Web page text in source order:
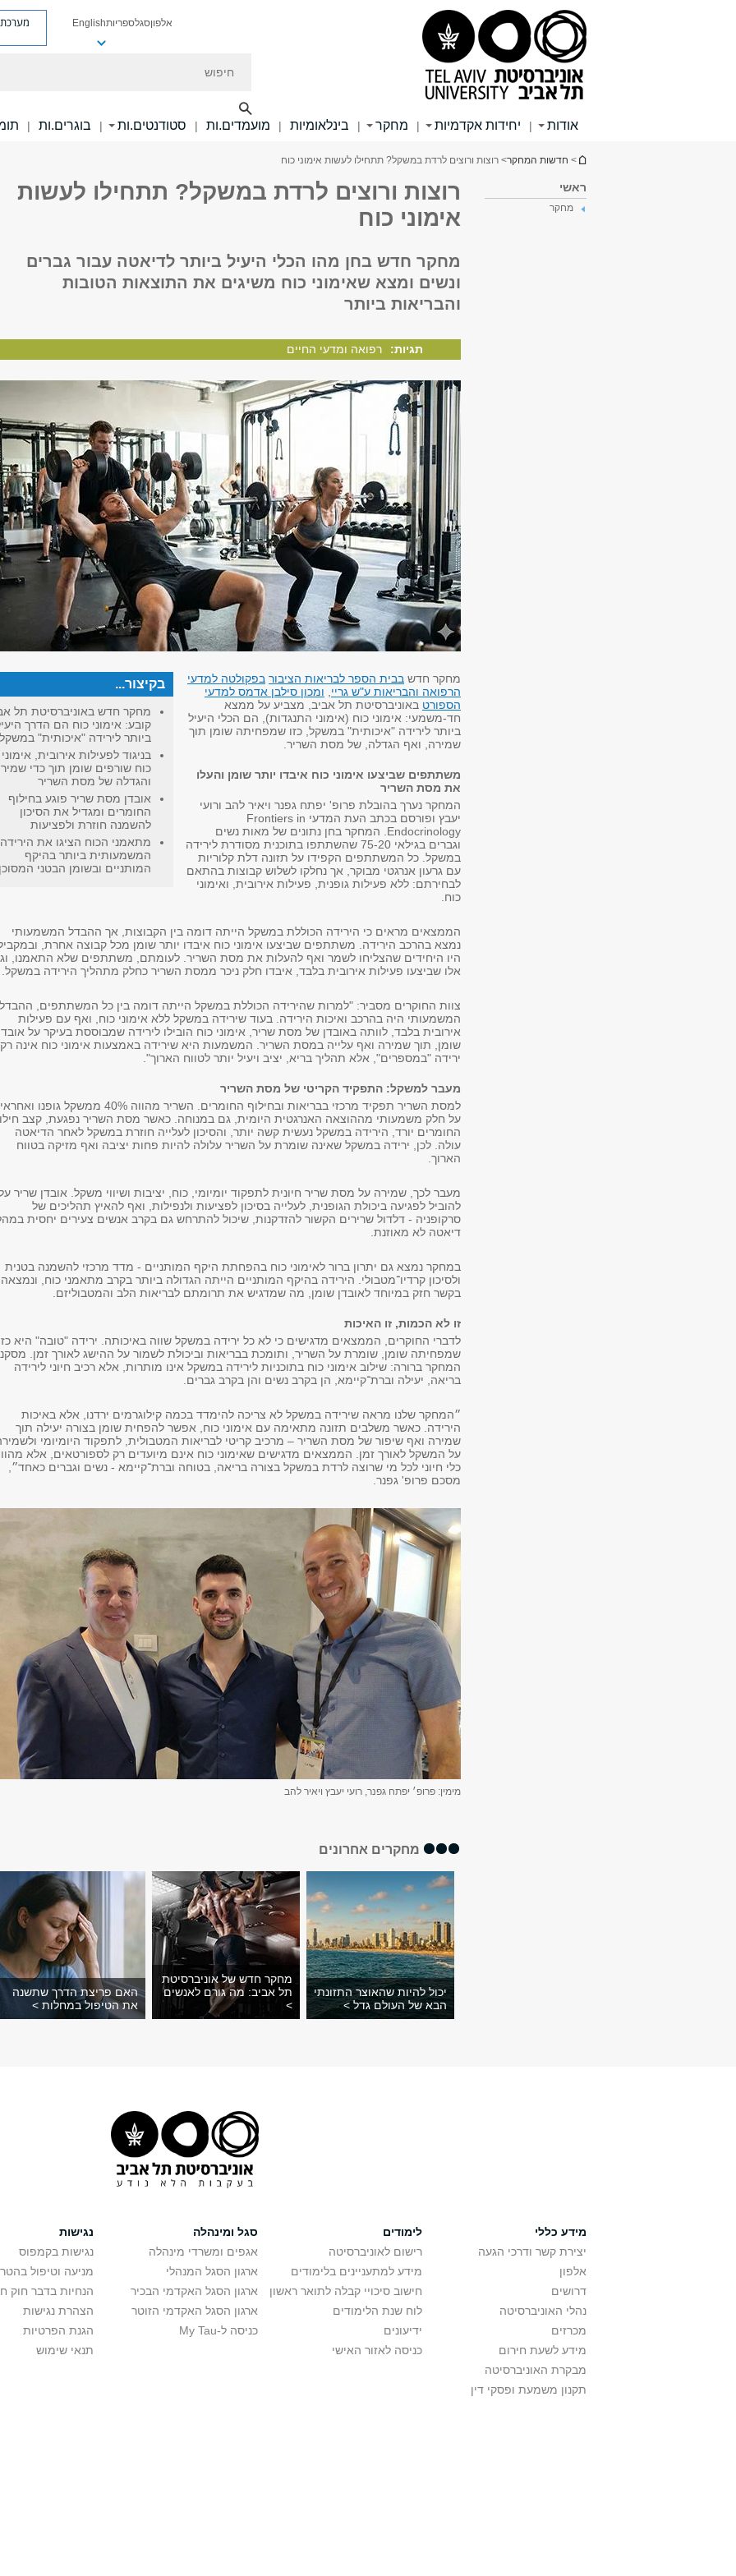
אלפוןסגלספריותEnglish מערכת
אודות | יחידות אקדמיות | מחקר | בינלאומיות | מועמדים.ות | סטודנטים.ות | בוגרים.ות |
הינך נמצא כאן
> חדשות המחקר> רוצות ורוצים לרדת במשקל? תתחילו לעשות אימוני כוח
ראשי
מחקר
רוצות ורוצים לרדת במשקל? תתחילו לעשות
אימוני כוח
מחקר חדש בחן מהו הכלי היעיל ביותר לדיאטה עבור גברים
ונשים ומצא שאימוני כוח משיגים את התוצאות הטובות
והבריאות ביותר
תגיות: רפואה ומדעי החיים
בקיצור...
מחקר חדש באוניברסיטת תל
קובע: אימוני כוח הם הדרך
ביותר לירידה "איכותית" במשקל
בניגוד לפעילות אירובית, אימוני
כוח שורפים שומן תוך כדי
והגדלה של מסת השריר
אובדן מסת שריר פוגע בחילוף
החומרים ומגדיל את הסיכון
להשמנה חוזרת ולפציעות
מתאמני הכוח הציגו את הירידה
המשמעותית ביותר בהיקף
המותניים ובשומן הבטני
מחקר חדש בבית הספר לבריאות הציבור בפקולטה למדעי
הרפואה והבריאות ע"ש גריי
ומכון סילבן אדמס למדעי
הספורט באוניברסיטת תל אביב, מצביע על ממצא
חד-משמעי: אימוני כוח (אימוני התנגדות), הם הכלי היעיל
ביותר לירידה "איכותית" במשקל, כזו שמפחיתה שומן תוך
שמירה, ואף הגדלה, של מסת השריר.
משתתפים שביצעו אימוני כוח איבדו יותר שומן והעלו
את מסת השריר
המחקר נערך בהובלת פרופ' יפתח גפנר ויאיר להב ורועי
יעבץ ופורסם בכתב העת המדעי Frontiers in
Endocrinology. המחקר בחן נתונים של מאות נשים
וגברים בגילאי 75-20 שהשתתפו בתוכנית מסודרת לירידה
במשקל. כל המשתתפים הקפידו על תזונה דלת קלוריות
עם גרעון אנרגטי מבוקר, אך נחלקו לשלוש קבוצות בהתאם
לבחירתם: ללא פעילות גופנית, פעילות אירובית, ואימוני
כוח.
הממצאים מראים כי הירידה הכוללת במשקל הייתה דומה בין הקבוצות, אך ההבדל המשמעותי
נמצא בהרכב הירידה. משתתפים שביצעו אימוני כוח איבדו יותר שומן מכל קבוצה אחרת,
היו היחידים שהצליחו לשמר ואף להעלות את מסת השריר. לעומתם, משתתפים שלא התאמנו,
אלו שביצעו פעילות אירובית בלבד, איבדו חלק ניכר ממסת השריר כחלק מתהליך הירידה במשקל.
צוות החוקרים מסביר: "למרות שהירידה הכוללת במשקל הייתה דומה בין כל המשתתפים, ההבדל
המשמעותי היה בהרכב ואיכות הירידה. בעוד שירידה במשקל ללא אימוני כוח, ואף עם פעילות
אירובית בלבד, לוותה באובדן של מסת שריר, אימוני כוח הובילו לירידה שמבוססת בעיקר על
שומן, תוך שמירה ואף עלייה במסת השריר. המשמעות היא שירידה באמצעות אימוני כוח אינה רק
ירידה "במספרים", אלא תהליך בריא, יציב ויעיל יותר לטווח הארוך".
מעבר למשקל: התפקיד הקריטי של מסת השריר
למסת השריר תפקיד מרכזי בבריאות ובחילוף החומרים. השריר מהווה 40% ממשקל גופנו ואחראי
על חלק משמעותי מההוצאה האנרגטית היומית, גם במנוחה. כאשר מסת השריר נפגעת, קצב
החומרים יורד, הירידה במשקל נעשית קשה יותר, והסיכון לעלייה חוזרת במשקל לאחר הדיאטה
עולה. לכן, ירידה במשקל שאינה שומרת על השריר עלולה להיות פחות יציבה ואף מזיקה בטווח
הארוך.
מעבר לכך, שמירה על מסת שריר חיונית לתפקוד יומיומי, כוח, יציבות ושיווי משקל. אובדן שריר
להוביל לפגיעה ביכולת הגופנית, לעלייה בסיכון לפציעות ולנפילות, ואף להאיץ תהליכים של
סרקופניה - דלדול שרירים הקשור להזדקנות, שיכול להתרחש גם בקרב אנשים צעירים יחסית
דיאטה לא מאוזנת.
במחקר נמצא גם יתרון ברור לאימוני כוח בהפחתת היקף המותניים - מדד מרכזי להשמנה בטנית
ולסיכון קרדיו־מטבולי. הירידה בהיקף המותניים הייתה הגדולה ביותר בקרב מתאמני כוח, ונמצאה
בקשר חזק במיוחד לאובדן שומן, מה שמדגיש את תרומתם לבריאות הלב והמטבוליזם.
זו לא הכמות, זו האיכות
לדברי החוקרים, הממצאים מדגישים כי לא כל ירידה במשקל שווה באיכותה. ירידה "טובה" היא
שמפחיתה שומן, שומרת על השריר, ותומכת בבריאות וביכולת לשמור על ההישג לאורך זמן.
המחקר ברורה: שילוב אימוני כוח בתוכניות לירידה במשקל אינו מותרות, אלא רכיב חיוני לירידה
בריאה, יעילה וברת־קיימא, הן בקרב נשים והן בקרב גברים.
״המחקר שלנו מראה שירידה במשקל לא צריכה להימדד בכמה קילוגרמים ירדנו, אלא באיכות
הירידה. כאשר משלבים תזונה מתאימה עם אימוני כוח, אפשר להפחית שומן בצורה יעילה תוך
שמירה ואף שיפור של מסת השריר – מרכיב קריטי לבריאות המטבולית, לתפקוד היומיומי
על המשקל לאורך זמן. הממצאים מדגישים שאימוני כוח אינם מיועדים רק לספורטאים, אלא
כלי חיוני לכל מי שרוצה לרדת במשקל בצורה בריאה, בטוחה וברת־קיימא - נשים וגברים כאחד״,
מסכם פרופ' גפנר.
מימין: פרופ׳ יפתח גפנר, רועי יעבץ ויאיר להב
מחקרים אחרונים
יכול להיות שהאוצר התזונתי
הבא של העולם גדל >
מחקר חדש של אוניברסיטת
תל אביב: מה גורם לאנשים
>
האם פריצת הדרך שתשנה
את הטיפול במחלות >
מידע כללי
יצירת קשר ודרכי הגעה
אלפון
דרושים
נהלי האוניברסיטה
מכרזים
מידע לשעת חירום
מבקרת האוניברסיטה
תקנון משמעת ופסקי דין
לימודים
רישום לאוניברסיטה
מידע למתעניינים בלימודים
חישוב סיכויי קבלה לתואר ראשון
לוח שנת הלימודים
ידיעונים
כניסה לאזור האישי
סגל ומינהלה
אגפים ומשרדי מינהלה
ארגון הסגל המנהלי
ארגון הסגל האקדמי הבכיר
ארגון הסגל האקדמי הזוטר
כניסה ל-My Tau
נגישות
נגישות בקמפוס
מניעה וטיפול
הנחיות בדבר חוק
הצהרת נגישות
הגנת הפרטיות
תנאי שימוש